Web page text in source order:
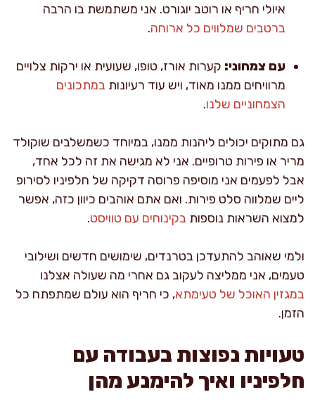
איולי חריף או רוטב יוגורט. אני משתמשת בו הרבה
ברטבים שמלווים כל ארוחה.
עם צמחוני: קערות אורז, טופו, שעועית או ירקות צלויים
מרוויחים ממנו מאוד, ויש עוד רעיונות במתכונים
הצמחוניים שלנו.
גם מתוקים יכולים ליהנות ממנו, במיוחד כשמשלבים שוקולד
מריר או פירות טרופיים. אני לא מגישה את זה לכל אחד,
אבל לפעמים אני מוסיפה פרוסה דקיקה של חלפיניו לסירופ
ליים שמלווה סלט פירות. ואם אתם אוהבים כיוון כזה, אפשר
למצוא השראות נוספות בקינוחים עם טוויסט.
ולמי שאוהב להתעדכן בטרנדים, שימושים חדשים ושילובי
טעמים, אני ממליצה לעקוב גם אחרי מה שעולה אצלנו
במגזין האוכל של טעימתא, כי חריף הוא עולם שמתפתח כל
הזמן.
טעויות נפוצות בעבודה עם
חלפיניו ואיך להימנע מהן